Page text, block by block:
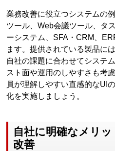
業務改善に役立つシステムの
ツール、Web会議ツール、タ
ーシステム、SFA・CRM、
ます。提供されている製品に
自社の課題に合わせてシステ
スト面や運用のしやすさも考
員が理解しやすい直感的なUI
化を実施しましょう。
自社に明確なメリ
改善